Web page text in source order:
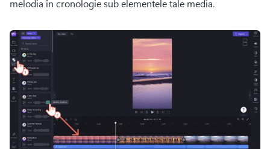
melodia în cronologie sub elementele tale media.